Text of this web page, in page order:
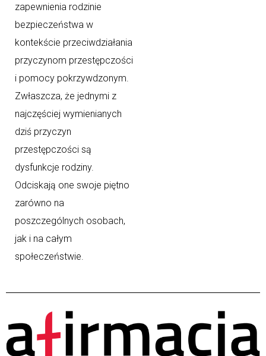
zapewnienia rodzinie
bezpieczeństwa w
kontekście przeciwdziałania
przyczynom przestępczości
i pomocy pokrzywdzonym.
Zwłaszcza, że jednymi z
najczęściej wymienianych
dziś przyczyn
przestępczości są
dysfunkcje rodziny.
Odciskają one swoje piętno
zarówno na
poszczególnych osobach,
jak i na całym
społeczeństwie.